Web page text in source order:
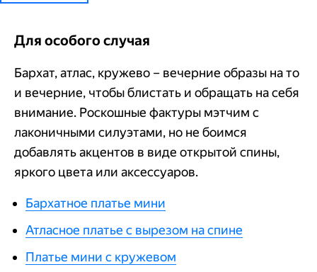
Для особого случая
Бархат, атлас, кружево – вечерние образы на то
и вечерние, чтобы блистать и обращать на себя
внимание. Роскошные фактуры мэтчим с
лаконичными силуэтами, но не боимся
добавлять акцентов в виде открытой спины,
яркого цвета или аксессуаров.
Бархатное платье мини
Атласное платье с вырезом на спине
Платье мини с кружевом